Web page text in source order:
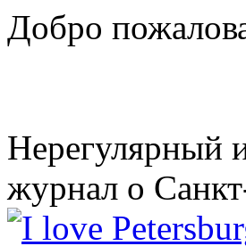
Добро
Нерегулярный
журнал о